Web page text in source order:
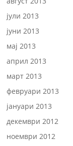
јули 2013
јуни 2013
мај 2013
април 2013
март 2013
февруари 2013
јануари 2013
декември 2012
ноември 2012